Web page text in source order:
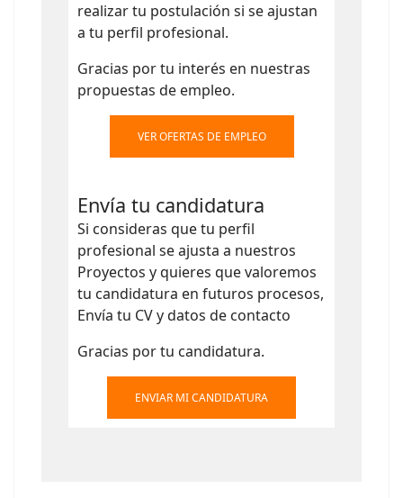
realizar tu postulación si se ajustan
a tu perfil profesional.
Gracias por tu interés en nuestras
propuestas de empleo.
VER OFERTAS DE EMPLEO
Envía tu candidatura
Si consideras que tu perfil
profesional se ajusta a nuestros
Proyectos y quieres que valoremos
tu candidatura en futuros procesos,
Envía tu CV y datos de contacto
Gracias por tu candidatura.
ENVIAR MI CANDIDATURA